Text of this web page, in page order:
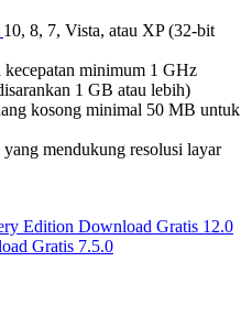
10, 8, 7, Vista, atau XP (32-bit
kecepatan minimum 1 GHz
1 GB atau lebih)
kosong minimal 50 MB untuk
mendukung resolusi layar
Edition Download Gratis 12.0
Gratis 7.5.0